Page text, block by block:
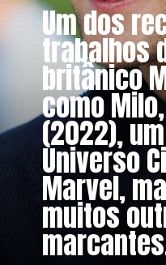
Um dos
trabalhos
britânico
como
(2022),
Universo
Marvel,
muitos